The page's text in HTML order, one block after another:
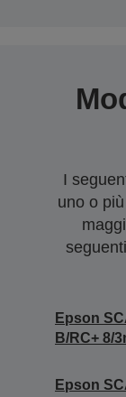
I
uno o
Epson
B/RC+ 8/
Epson